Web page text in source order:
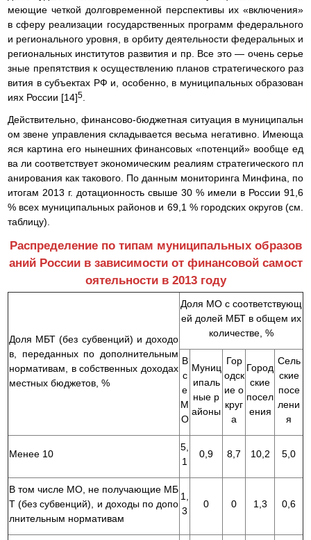
меющие четкой долговременной перспективы их «включения»
в сферу реализации государственных программ федерального
и регионального уровня, в орбиту деятельности федеральных и
региональных институтов развития и пр. Все это — очень серье
зные препятствия к осуществлению планов стратегического раз
вития в субъектах РФ и, особенно, в муниципальных образован
иях России [14]5
Действительно, финансово-бюджетная ситуация в муниципальн
ом звене управления складывается весьма негативно. Имеюща
яся картина его нынешних финансовых «потенций» вообще ед
ва ли соответствует экономическим реалиям стратегического пл
анирования как такового. По данным мониторинга Минфина, по
итогам 2013 г. дотационность свыше 30 % имели в России 91,6
% всех муниципальных районов и 69,1 % городских округов (см.
таблицу).
Распределение по типам муниципальных образов
аний России в зависимости от финансовой самост
оятельности в 2013 году
Доля МБТ (без субвенций) и доходо
в, переданных по дополнительным
нормативам, в собственных доходах
местных бюджетов, %
Доля МО с соответствующ
ей долей МБТ в общем их
количестве, %
В
с
е
М
О
Муниц
ипаль
ные р
айоны
Гор
одск
ие о
круг
а
Город
ские
посел
ения
Сель
ские
посе
лени
я
Менее 10
5,
1
0,9 8,7 10,2 5,0
В том числе МО, не получающие МБ
Т (без субвенций), и доходы по допо
лнительным нормативам
1,
3
0 0 1,3 0,6